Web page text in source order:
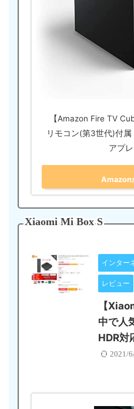
【Amazon Fire TV
リモコン(第3世代)付
アプ
Amazon
Xiaomi Mi Box S
インター
レビュー
【
中で人
HDR対
2021/